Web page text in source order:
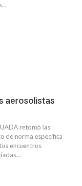
aerosolistas
retomó las
de norma específica
encuentros